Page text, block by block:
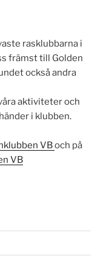
rasklubbarna i
främst till Golden
också andra
aktiviteter och
i klubben.
VBoch på
VB